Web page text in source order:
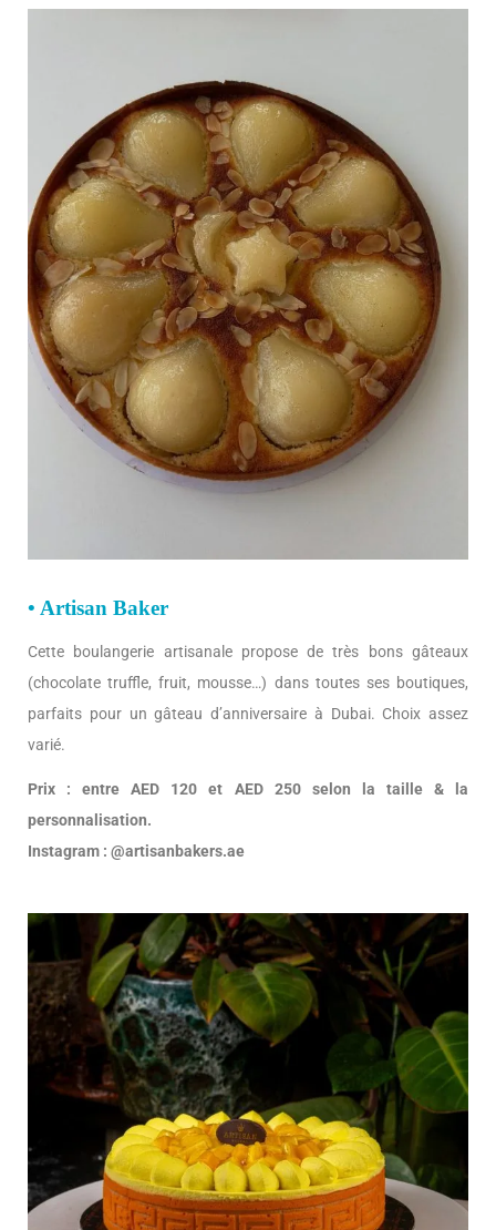
• Artisan Baker
Cette boulangerie artisanale propose de très bons gâteaux
(chocolate truffle, fruit, mousse…) dans toutes ses boutiques,
parfaits pour un gâteau d’anniversaire à Dubai. Choix assez
varié.
Prix : entre AED 120 et AED 250 selon la taille & la
personnalisation.
Instagram : @artisanbakers.ae